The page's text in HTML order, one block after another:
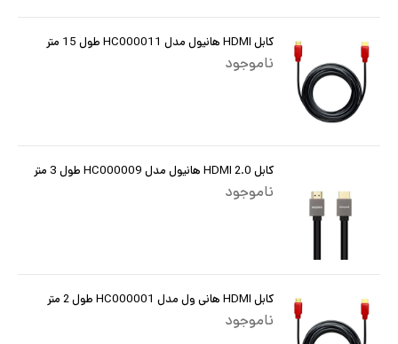
کابل HDMI هانیول مدل HC000011 طول 15 متر
ناموجود
کابل HDMI 2.0 هانیول مدل HC000009 طول 3 متر
ناموجود
کابل HDMI هانی ول مدل HC000001 طول 2 متر
ناموجود